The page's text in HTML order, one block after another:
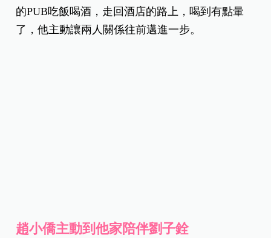
的PUB吃飯喝酒，走回酒店的路上，喝到有點暈
了，他主動讓兩人關係往前邁進一步。
趙小僑主動到他家陪伴劉子銓